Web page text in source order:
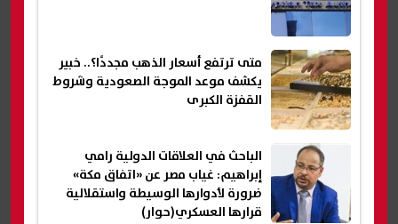
متى ترتفع أسعار الذهب مجددًا؟.. خبير
يكشف موعد الموجة الصعودية وشروط
القفزة الكبرى
الباحث في العلاقات الدولية رامي
إبراهيم: غياب مصر عن «اتفاق مكة»
ضرورة لأدوارها الوسيطة واستقلالية
قرارها العسكري(حوار)